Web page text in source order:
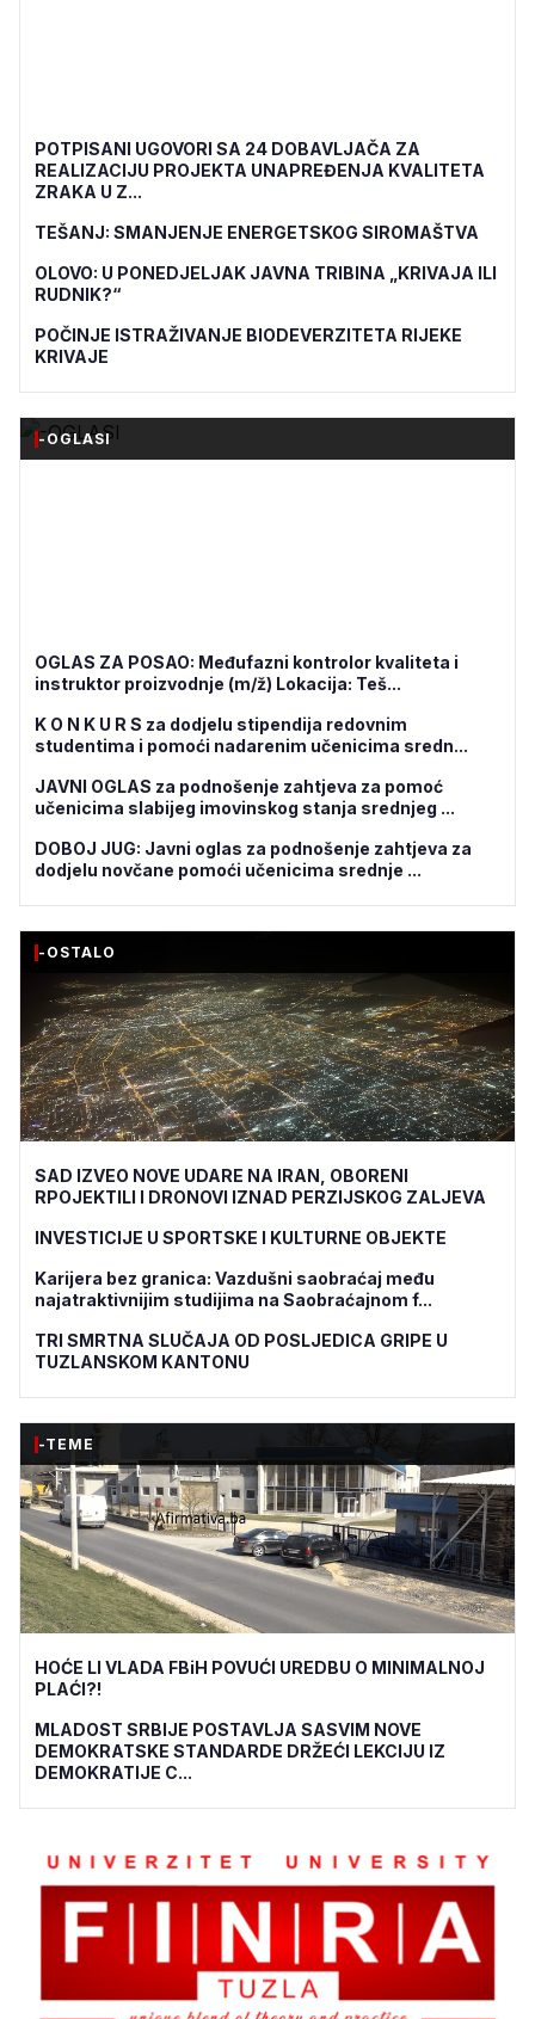
POTPISANI UGOVORI SA 24 DOBAVLJAČA ZA
REALIZACIJU PROJEKTA UNAPREĐENJA KVALITETA
ZRAKA U Z...
TEŠANJ: SMANJENJE ENERGETSKOG SIROMAŠTVA
OLOVO: U PONEDJELJAK JAVNA TRIBINA „KRIVAJA ILI
RUDNIK?“
POČINJE ISTRAŽIVANJE BIODEVERZITETA RIJEKE
KRIVAJE
-OGLASI
OGLAS ZA POSAO: Međufazni kontrolor kvaliteta i
instruktor proizvodnje (m/ž) Lokacija: Teš...
K O N K U R S za dodjelu stipendija redovnim
studentima i pomoći nadarenim učenicima sredn...
JAVNI OGLAS za podnošenje zahtjeva za pomoć
učenicima slabijeg imovinskog stanja srednjeg ...
DOBOJ JUG: Javni oglas za podnošenje zahtjeva za
dodjelu novčane pomoći učenicima srednje ...
-OSTALO
SAD IZVEO NOVE UDARE NA IRAN, OBORENI
RPOJEKTILI I DRONOVI IZNAD PERZIJSKOG ZALJEVA
INVESTICIJE U SPORTSKE I KULTURNE OBJEKTE
Karijera bez granica: Vazdušni saobraćaj među
najatraktivnijim studijima na Saobraćajnom f...
TRI SMRTNA SLUČAJA OD POSLJEDICA GRIPE U
TUZLANSKOM KANTONU
-TEME
HOĆE LI VLADA FBiH POVUĆI UREDBU O MINIMALNOJ
PLAĆI?!
MLADOST SRBIJE POSTAVLJA SASVIM NOVE
DEMOKRATSKE STANDARDE DRŽEĆI LEKCIJU IZ
DEMOKRATIJE C...